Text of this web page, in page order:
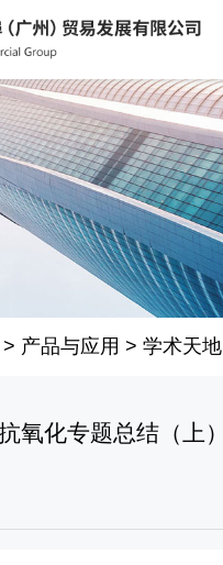
> 产品与应用 >学术天地
氧化专题总结（上）